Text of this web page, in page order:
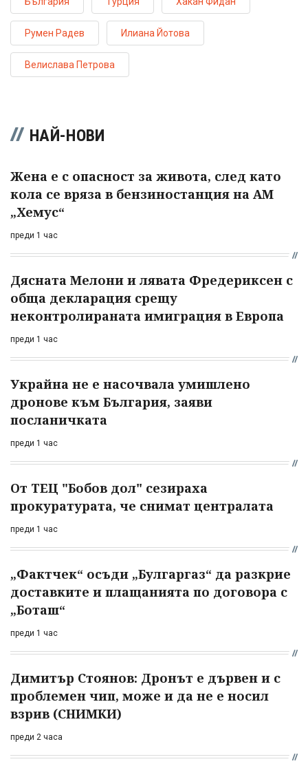
Румен Радев Илиана Йотова
Велислава Петрова
НАЙ-НОВИ
Жена е с опасност за живота, след като
кола се вряза в бензиностанция на АМ
„Хемус“
преди 1 час
Дясната Мелони и лявата Фредериксен с
обща декларация срещу
неконтролираната имиграция в Европа
преди 1 час
Украйна не е насочвала умишлено
дронове към България, заяви
посланичката
преди 1 час
От ТЕЦ "Бобов дол" сезираха
прокуратурата, че снимат централата
преди 1 час
„Фактчек“ осъди „Булгаргаз“ да разкрие
доставките и плащанията по договора с
„Боташ“
преди 1 час
Димитър Стоянов: Дронът е дървен и с
проблемен чип, може и да не е носил
взрив (СНИМКИ)
преди 2 часа